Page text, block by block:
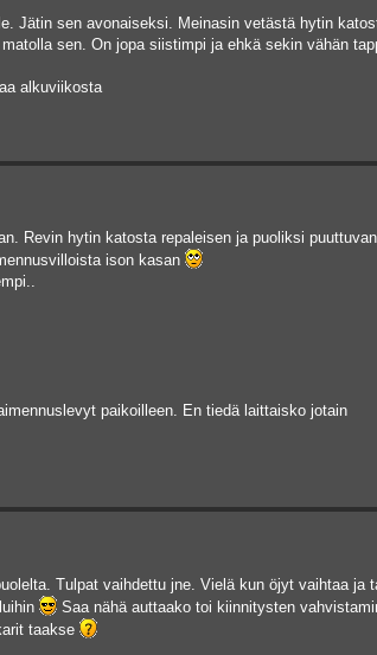
Jätin sen avonaiseksi. Meinasin vetästä hytin
sen. On jopa siistimpi ja ehkä sekin vähän
alkuviikosta
Revin hytin katosta repaleisen ja puoliksi puuttuvan
ison kasan
paikoilleen. En tiedä laittaisko jotain
Tulpat vaihdettu jne. Vielä kun öjyt vaihtaa ja
Saa nähä auttaako toi kiinnitysten
taakse